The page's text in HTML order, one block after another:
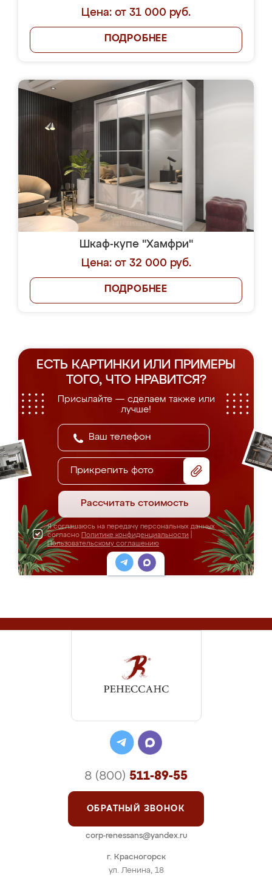
Цена: от 31 000 руб.
ПОДРОБНЕЕ
Шкаф-купе "Хамфри"
Цена: от 32 000 руб.
ПОДРОБНЕЕ
ЕСТЬ КАРТИНКИ ИЛИ ПРИМЕРЫ
ТОГО, ЧТО НРАВИТСЯ?
Присылайте — сделаем также или
лучше!
Прикрепить фото
Рассчитать стоимость
Я соглашаюсь на передачу персональных данных
согласно Политике конфиденциальности
Пользовательскому соглашению
г. Красногорск
ул. Ленина, 18
8 (800) 511-89-55
ОБРАТНЫЙ ЗВОНОК
corp-renessans@yandex.ru